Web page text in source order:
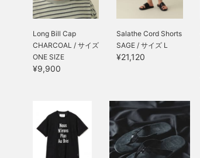
Long Bill Cap
CHARCOAL / サイズ
ONE SIZE
¥9,900
Salathe Cord Shorts
SAGE / サイズ L
¥21,120